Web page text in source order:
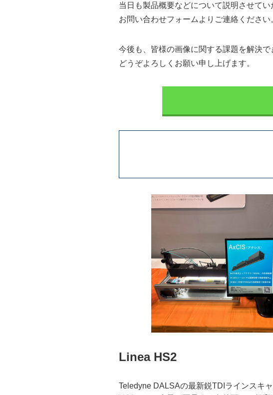
当日も製品概要などについて説明させて
お問い合わせフォームよりご連絡ください
今後も、皆様の画像に関する課題を解決で
どうぞよろしくお願い申し上げます。
Linea HS2
Teledyne DALSAの最新鋭TDIラインスキ